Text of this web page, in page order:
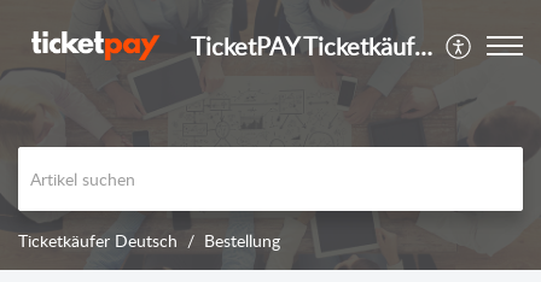
TicketPAY Ticketkäufer
Ticketkäufer Deutsch Bestellung